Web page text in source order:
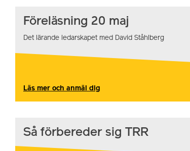
Föreläsning 20 maj
Det lärande ledarskapet med David Ståhlberg
Läs mer och anmäl dig
Så förbereder sig TRR